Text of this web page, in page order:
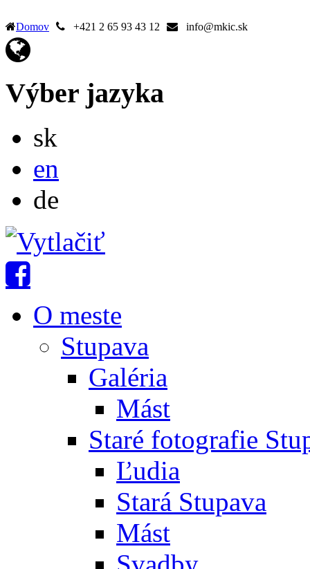
Domov +421 2 65 93 43 12 info@mkic.sk
Výber jazyka
sk
en
de
O meste
Stupava
Galéria
Mást
Staré fotografie
Ľudia
Stará Stupava
Mást